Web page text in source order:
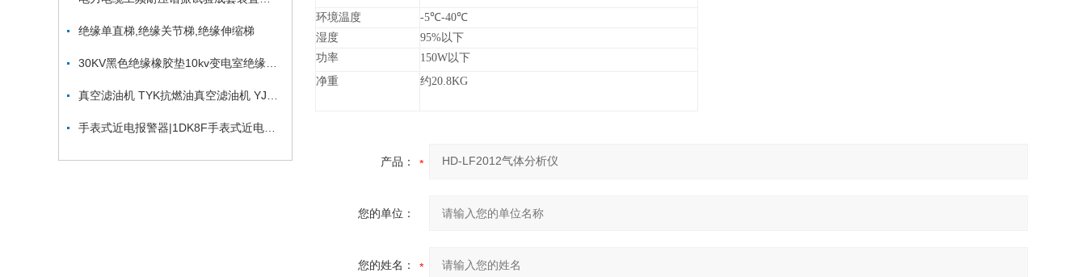
绝缘单直梯,绝缘关节梯,绝缘伸缩梯
环境温度
-5℃-40℃
湿度
95%以下
功率
150W以下
净重
约20.8KG
产品：
您的单位：
您的姓名：